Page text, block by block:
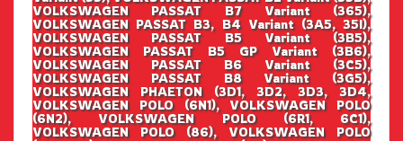
VOLKSWAGEN PASSAT B7 Variant (365),
VOLKSWAGEN PASSAT B3, B4 Variant (3A5, 35I),
VOLKSWAGEN PASSAT B5 Variant (3B5),
VOLKSWAGEN PASSAT B5 GP Variant (3B6),
VOLKSWAGEN PASSAT B6 Variant (3C5),
VOLKSWAGEN PASSAT B8 Variant (3G5),
VOLKSWAGEN PHAETON (3D1, 3D2, 3D3, 3D4,
VOLKSWAGEN POLO (6N1), VOLKSWAGEN POLO
(6N2), VOLKSWAGEN POLO (6R1, 6C1),
VOLKSWAGEN POLO (86), VOLKSWAGEN POLO